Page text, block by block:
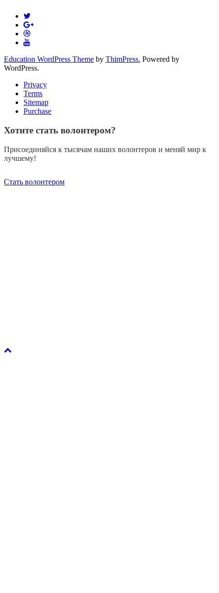
Education WordPress Theme by ThimPress. Powered by
WordPress.
Privacy
Terms
Sitemap
Purchase
Хотите стать волонтером?
Присоединяйся к тысячам наших волонтеров и меняй мир к
лучшему!
Стать волонтером